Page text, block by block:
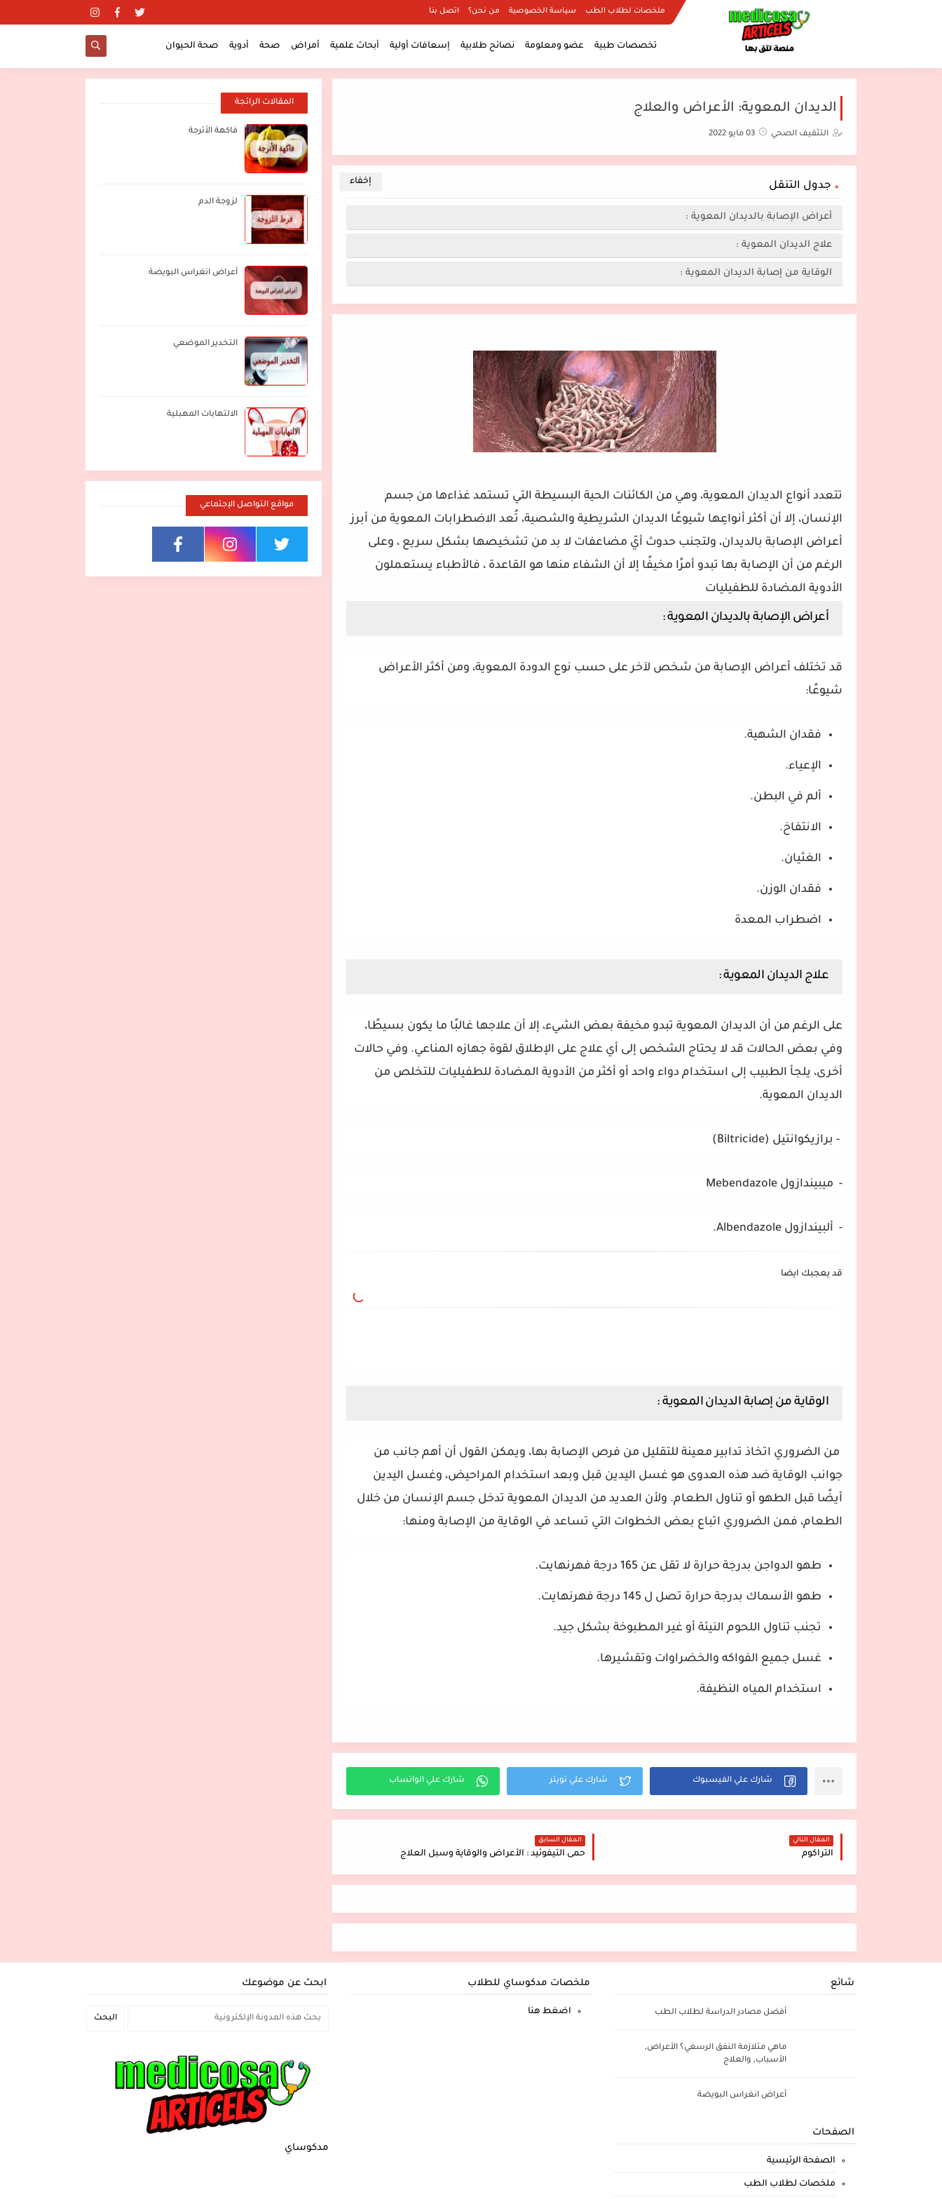
ملخصات لطلاب الطب سياسة الخصوصية من نحن؟ اتصل بنا
تخصصات طبية عضو ومعلومة نصائح طلابية إسعافات أولية أبحاث علمية أمراض صحة أدوية صحة الحيوان
الديدان المعوية: الأعراض والعلاج
التثقيف الصحي 03 مايو 2022
جدول التنقل
أعراض الإصابة بالديدان المعوية :
علاج الديدان المعوية :
الوقاية من إصابة الديدان المعوية :
تتعدد أنواع الديدان المعوية، وهي من الكائنات الحية البسيطة التي تستمد غذاءها من جسم
الإنسان، إلا أن أكثر أنواعِها شيوعًا الديدان الشريطية والشصية، تُعد الاضطرابات المعوية من أبرز
أعراض الإصابة بالديدان، ولتجنب حدوث أيّ مضاعفات لا بد من تشخيصها بشكل سريع ، وعلى
الرغم من أن الإصابة بها تبدو أمرًا مخيفًا إلا أن الشفاء منها هو القاعدة ، فالأطباء يستعملون
الأدوية المضادة للطفيليات
أعراض الإصابة بالديدان المعوية :
قد تختلف أعراض الإصابة من شخص لآخر على حسب نوع الدودة المعوية، ومن أكثر الأعراض
شيوعًا:
فقدان الشهية.
الإعياء.
ألم في البطن.
الانتفاخ.
الغثيان.
فقدان الوزن.
اضطراب المعدة
علاج الديدان المعوية :
على الرغم من أن الديدان المعوية تبدو مخيفة بعض الشيء، إلا أن علاجها غالبًا ما يكون بسيطًا،
وفي بعض الحالات قد لا يحتاج الشخص إلى أي علاج على الإطلاق لقوة جهازه المناعي. وفي حالات
أخرى، يلجأ الطبيب إلى استخدام دواء واحد أو أكثر من الأدوية المضادة للطفيليات للتخلص من
الديدان المعوية.
- برازيكوانتيل (Biltricide)
- ميبيندازول Mebendazole
- ألبيندازول Albendazole.
قد يعجبك ايضا
الوقاية من إصابة الديدان المعوية :
من الضروري اتخاذ تدابير معينة للتقليل من فرص الإصابة بها، ويمكن القول أن أهم جانب من
جوانب الوقاية ضد هذه العدوى هو غسل اليدين قبل وبعد استخدام المراحيض، وغسل اليدين
أيضًا قبل الطهو أو تناول الطعام. ولأن العديد من الديدان المعوية تدخل جسم الإنسان من خلال
الطعام، فمن الضروري اتباع بعض الخطوات التي تساعد في الوقاية من الإصابة ومنها:
طهو الدواجن بدرجة حرارة لا تقل عن 165 درجة فهرنهايت.
طهو الأسماك بدرجة حرارة تصل ل 145 درجة فهرنهايت.
تجنب تناول اللحوم النيئة أو غير المطبوخة بشكل جيد.
غسل جميع الفواكه والخضراوات وتقشيرها.
استخدام المياه النظيفة.
المقال التالي
التراكوم
المقال السابق
حمى التيفوئيد : الأعراض والوقاية وسبل العلاج
المقالات الرائجة
فاكهة الأترجة
لزوجة الدم
أعراض انغراس البويضة
التخدير الموضعي
الالتهابات المهبلية
مواقع التواصل الإجتماعي
شائع
أفضل مصادر الدراسة لطلاب الطب
ماهي متلازمة النفق الرسغي؟ الأعراض,
الأسباب, والعلاج
أعراض انغراس البويضة
الصفحات
الصفحة الرئيسية
ملخصات لطلاب الطب
ملخصات مدكوساي للطلاب
اضغط هنا
ابحث عن موضوعك
مدكوساي